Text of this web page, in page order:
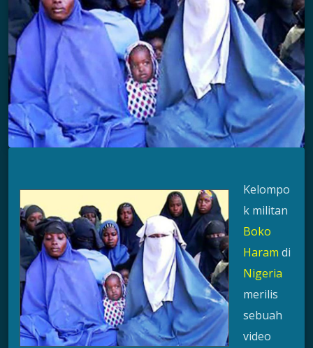
Kelompo
k militan
Boko
Haram di
Nigeria
merilis
sebuah
video